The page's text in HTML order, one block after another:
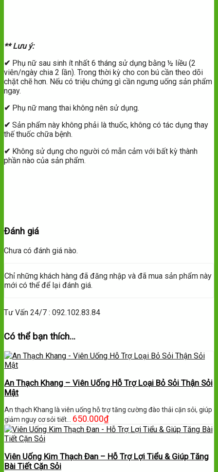
** Lưu ý:
✔ Phụ nữ sau sinh ít nhất 6 tháng sử dụng bằng ½ liều (2
viên/ngày chia 2 lần). Trong thời kỳ cho con bú cần theo dõi
chặt chẽ hơn. Nếu có triệu chứng gì cần ngưng uống sản phẩm
ngay.
✔ Phụ nữ mang thai không nên sử dụng.
✔ Sản phẩm này không phải là thuốc, không có tác dụng thay
thế thuốc chữa bệnh.
✔ Không sử dụng cho người có mẫn cảm với bất kỳ thành
phần nào của sản phẩm.
Đánh giá
Chưa có đánh giá nào.
Chỉ những khách hàng đã đăng nhập và đã mua sản phẩm này
mới có thể để lại đánh giá.
Tư Vấn 24/7 : 092.102.83.84
Có thể bạn thích…
An Thạch Khang – Viên Uống Hỗ Trợ Loại Bỏ Sỏi Thận Sỏi
Mật
An thạch Khang là viên uống hỗ trợ tăng cường đào thải cặn sỏi, giúp
giảm nguy cơ sỏi tiết… 650.000₫
Viên Uống Kim Thạch Đan – Hỗ Trợ Lợi Tiểu & Giúp Tăng
Bài Tiết Cặn Sỏi